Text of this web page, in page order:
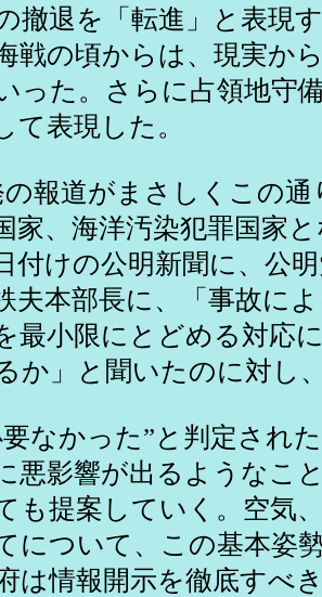
撤退を「転進」と表現
戦の頃からは、現実か
った。さらに占領地守
て表現した。
報道がまさしくこの通
家、海洋汚染犯罪国家
付けの公明新聞に、公
夫本部長に、「事故に
最小限にとどめる対応
か」と聞いたのに対し
要なかった”と判定され
悪影響が出るようなこ
も提案していく。空気
について、この基本姿
は情報開示を徹底すべ